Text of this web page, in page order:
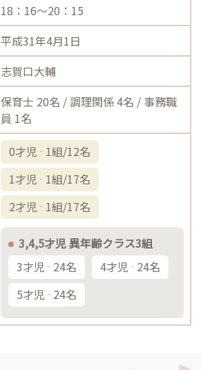
18：16～20：15
平成31年4月1日
志賀口大輔
保育士 20名 / 調理関係 4名 / 事務職
員 1名
0才児 1組/12名
1才児 1組/17名
2才児 1組/17名
3,4,5才児 異年齢クラス3組
3才児 24名 4才児 24名
5才児 24名